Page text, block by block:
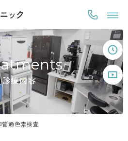
診療内容
管通色素検査